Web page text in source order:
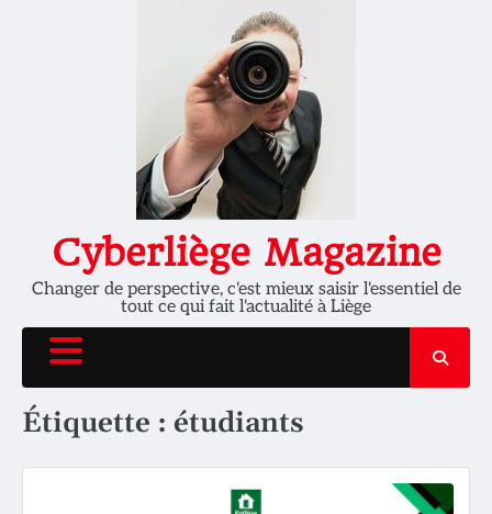
Cyberliège Magazine
Changer de perspective, c'est mieux saisir l'essentiel de
tout ce qui fait l'actualité à Liège
Étiquette : étudiants